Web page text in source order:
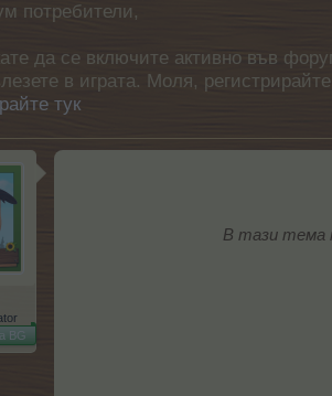
потребители,
да се включите активно във
в играта. Моля,
тук
BG
В тази тема